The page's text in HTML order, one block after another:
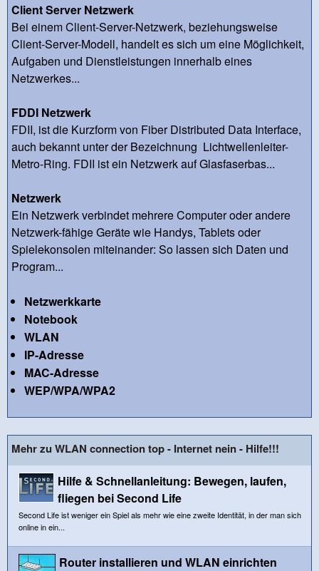
Client Server Netzwerk
Bei einem Client-Server-Netzwerk, beziehungsweise
Client-Server-Modell, handelt es sich um eine Möglichkeit,
Aufgaben und Dienstleistungen innerhalb eines
Netzwerkes...
FDDI Netzwerk
FDII, ist die Kurzform von Fiber Distributed Data Interface,
auch bekannt unter der Bezeichnung Lichtwellenleiter-
Metro-Ring. FDII ist ein Netzwerk auf Glasfaserbas...
Netzwerk
Ein Netzwerk verbindet mehrere Computer oder andere
Netzwerk-fähige Geräte wie Handys, Tablets oder
Spielekonsolen miteinander: So lassen sich Daten und
Program...
Netzwerkkarte
Notebook
WLAN
IP-Adresse
MAC-Adresse
WEP/WPA/WPA2
Mehr zu WLAN connection top - Internet nein - Hilfe!!!
Hilfe & Schnellanleitung: Bewegen, laufen,
fliegen bei Second Life
Second Life ist weniger ein Spiel als mehr wie eine zweite Identität, in der man sich
online in ein...
Router installieren und WLAN einrichten